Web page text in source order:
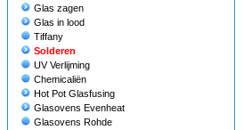
Glas zagen
Glas in lood
Tiffany
Solderen
UV Verlijming
Chemicaliën
Hot Pot Glasfusing
Glasovens Evenheat
Glasovens Rohde